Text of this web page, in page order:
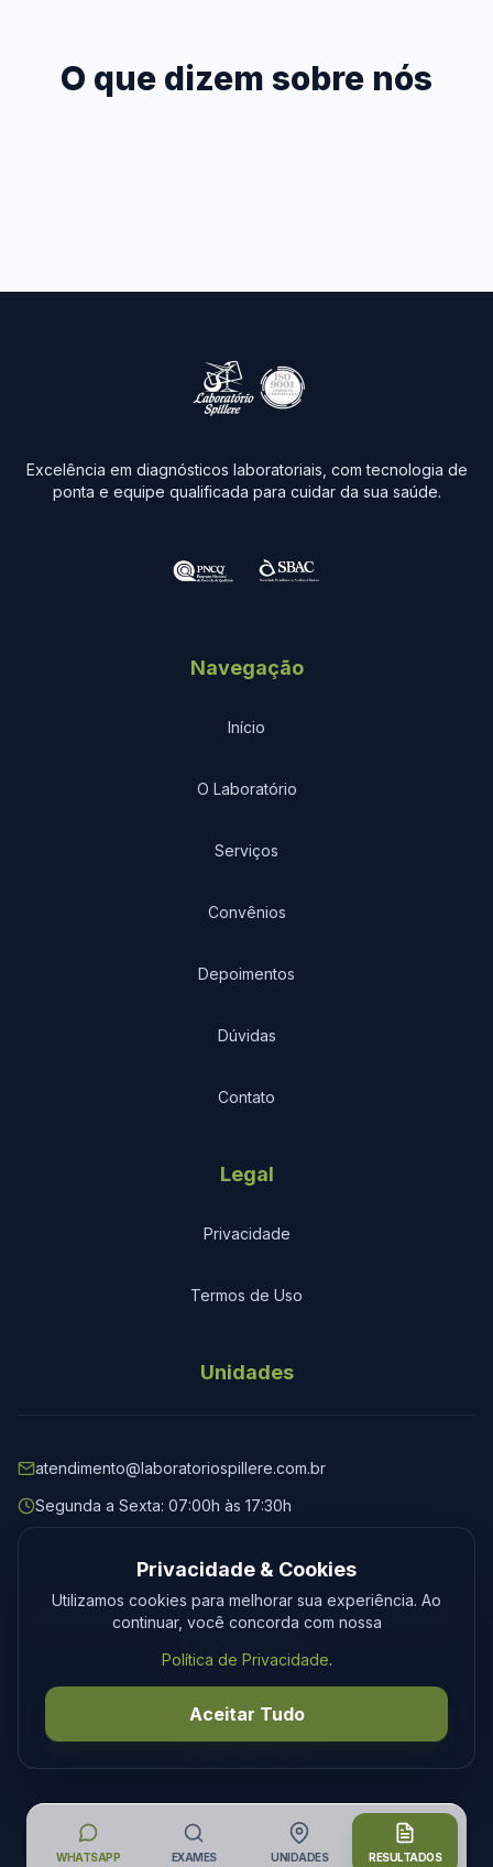
O que dizem sobre nós
Excelência em diagnósticos laboratoriais, com tecnologia de
ponta e equipe qualificada para cuidar da sua saúde.
Navegação
Início
O Laboratório
Serviços
Convênios
Depoimentos
Dúvidas
Contato
Legal
Privacidade
Termos de Uso
Unidades
atendimento@laboratoriospillere.com.br
Segunda a Sexta: 07:00h às 17:30h
© 2026 Laboratório Spillere. Todos os direitos reservados.
PrivacidadeTermos
DesenvolvimentoTecmedia
Privacidade & Cookies
Utilizamos cookies para melhorar sua experiência. Ao
continuar, você concorda com nossa
Política de Privacidade.
Aceitar Tudo
WHATSAPP EXAMES UNIDADES RESULTADOS